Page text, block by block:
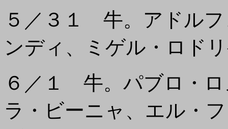
５／３１ 牛。アドル
ンディ、ミゲル・ロド
６／１ 牛。パブロ・
ラ・ビーニャ、エル・